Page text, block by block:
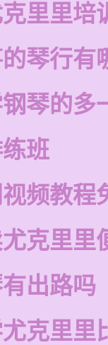
里里培
琴行有
琴的多
班
频教程
克里里
出路吗
克里里